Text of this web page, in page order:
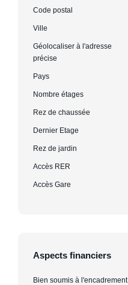
Code postal
Ville
Géolocaliser à l'adresse
précise
Pays
Nombre étages
Rez de chaussée
Dernier Etage
Rez de jardin
Accès RER
Accès Gare
Aspects financiers
Bien soumis à l'encadrement